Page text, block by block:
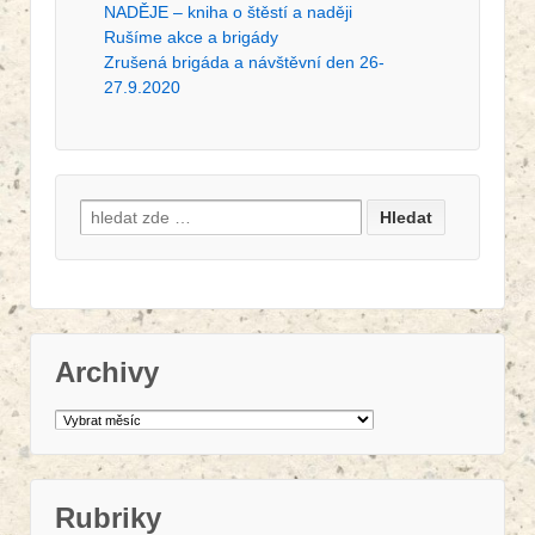
NADĚJE – kniha o štěstí a naději
Rušíme akce a brigády
Zrušená brigáda a návštěvní den 26-
27.9.2020
Search for:
Archivy
Rubriky